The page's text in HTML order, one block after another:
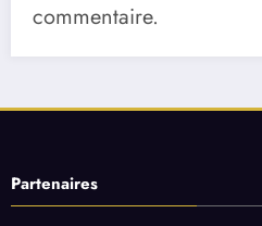
commentaire.
Partenaires